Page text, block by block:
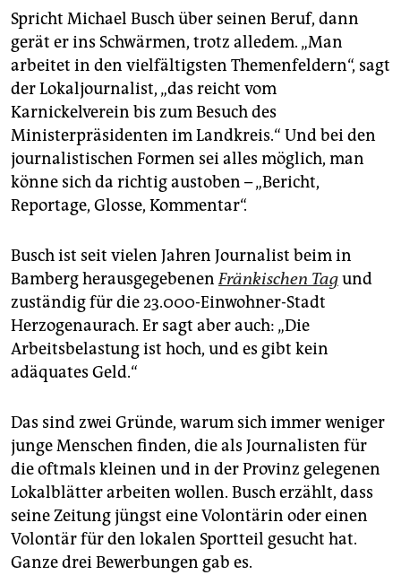
abo
genossenschaft
epaper login
Spricht Michael Busch über seinen Beruf, dann
gerät er ins Schwärmen, trotz alledem. „Man
arbeitet in den vielfältigsten Themenfeldern“, sagt
der Lokaljournalist, „das reicht vom
Karnickelverein bis zum Besuch des
Ministerpräsidenten im Landkreis.“ Und bei den
journalistischen Formen sei alles möglich, man
könne sich da richtig austoben – „Bericht,
Reportage, Glosse, Kommentar“.
Busch ist seit vielen Jahren Journalist beim in
Bamberg herausgegebenenFränkischen Tagund
zuständig für die 23.000-Einwohner-Stadt
Herzogenaurach. Er sagt aber auch: „Die
Arbeitsbelastung ist hoch, und es gibt kein
adäquates Geld.“
Das sind zwei Gründe, warum sich immer weniger
junge Menschen finden, die als Journalisten für
die oftmals kleinen und in der Provinz gelegenen
Lokalblätter arbeiten wollen. Busch erzählt, dass
seine Zeitung jüngst eine Volontärin oder einen
Volontär für den lokalen Sportteil gesucht hat.
Ganze drei Bewerbungen gab es.